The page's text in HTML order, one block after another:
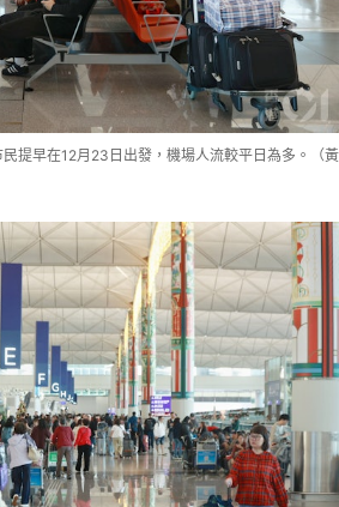
提早在12月23日出發，機場人流較平日為多。（黃